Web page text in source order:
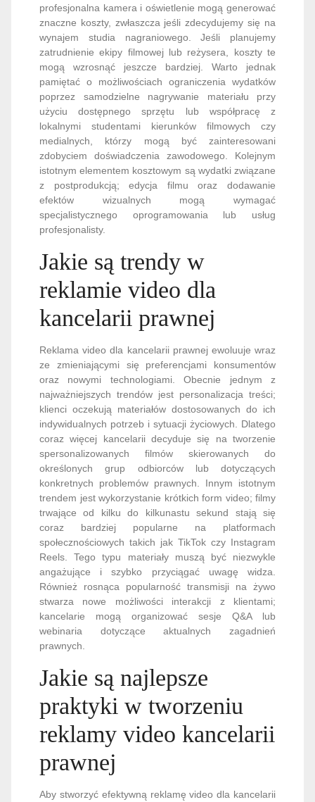
profesjonalna kamera i oświetlenie mogą generować
znaczne koszty, zwłaszcza jeśli zdecydujemy się na
wynajem studia nagraniowego. Jeśli planujemy
zatrudnienie ekipy filmowej lub reżysera, koszty te
mogą wzrosnąć jeszcze bardziej. Warto jednak
pamiętać o możliwościach ograniczenia wydatków
poprzez samodzielne nagrywanie materiału przy
użyciu dostępnego sprzętu lub współpracę z
lokalnymi studentami kierunków filmowych czy
medialnych, którzy mogą być zainteresowani
zdobyciem doświadczenia zawodowego. Kolejnym
istotnym elementem kosztowym są wydatki związane
z postprodukcją; edycja filmu oraz dodawanie
efektów wizualnych mogą wymagać
specjalistycznego oprogramowania lub usług
profesjonalisty.
Jakie są trendy w
reklamie video dla
kancelarii prawnej
Reklama video dla kancelarii prawnej ewoluuje wraz
ze zmieniającymi się preferencjami konsumentów
oraz nowymi technologiami. Obecnie jednym z
najważniejszych trendów jest personalizacja treści;
klienci oczekują materiałów dostosowanych do ich
indywidualnych potrzeb i sytuacji życiowych. Dlatego
coraz więcej kancelarii decyduje się na tworzenie
spersonalizowanych filmów skierowanych do
określonych grup odbiorców lub dotyczących
konkretnych problemów prawnych. Innym istotnym
trendem jest wykorzystanie krótkich form video; filmy
trwające od kilku do kilkunastu sekund stają się
coraz bardziej popularne na platformach
społecznościowych takich jak TikTok czy Instagram
Reels. Tego typu materiały muszą być niezwykle
angażujące i szybko przyciągać uwagę widza.
Również rosnąca popularność transmisji na żywo
stwarza nowe możliwości interakcji z klientami;
kancelarie mogą organizować sesje Q&A lub
webinaria dotyczące aktualnych zagadnień
prawnych.
Jakie są najlepsze
praktyki w tworzeniu
reklamy video kancelarii
prawnej
Aby stworzyć efektywną reklamę video dla kancelarii